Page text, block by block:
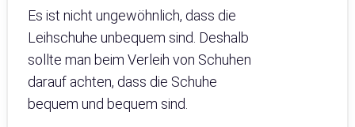
Es ist nicht ungewöhnlich, dass die
Leihschuhe unbequem sind. Deshalb
sollte man beim Verleih von Schuhen
darauf achten, dass die Schuhe
bequem und bequem sind.